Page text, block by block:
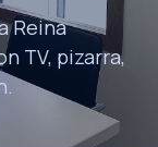
Reina
TV, pizarra,